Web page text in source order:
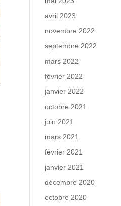
avril 2023
novembre 2022
septembre 2022
mars 2022
février 2022
janvier 2022
octobre 2021
juin 2021
mars 2021
février 2021
janvier 2021
décembre 2020
octobre 2020